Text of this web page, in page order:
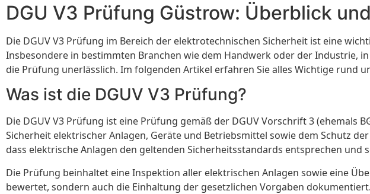
DGU V3 Prüfung Güstrow: Überblick
Die DGUV V3 Prüfung im Bereich der elektrotechnischen Sicherheit ist eine
Insbesondere in bestimmten Branchen wie dem Handwerk oder der Industrie,
die Prüfung unerlässlich. Im folgenden Artikel erfahren Sie alles Wichtige rund
Was ist die DGUV V3 Prüfung?
Die DGUV V3 Prüfung ist eine Prüfung gemäß der DGUV Vorschrift 3 (ehemals
Sicherheit elektrischer Anlagen, Geräte und Betriebsmittel sowie dem Schutz
dass elektrische Anlagen den geltenden Sicherheitsstandards entsprechen und
Die Prüfung beinhaltet eine Inspektion aller elektrischen Anlagen sowie eine
bewertet, sondern auch die Einhaltung der gesetzlichen Vorgaben dokumentiert.